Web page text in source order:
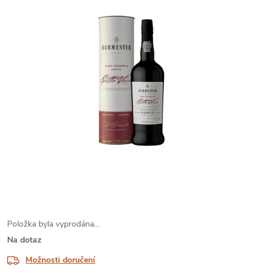
Položka byla vyprodána…
Na dotaz
Možnosti doručení